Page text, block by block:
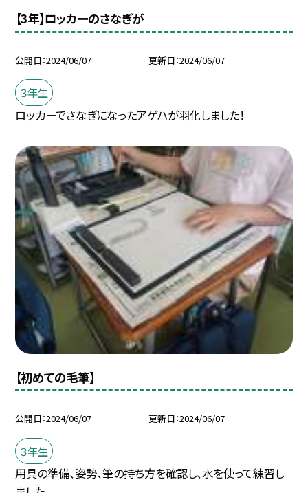
【3年】ロッカーのさなぎが
公開日 2024/06/07 更新日 2024/06/07
３年生
ロッカーでさなぎになったアゲハが羽化しました！
【初めての毛筆】
公開日 2024/06/07 更新日 2024/06/07
３年生
用具の準備、姿勢、筆の持ち方を確認し、水を使って練習し